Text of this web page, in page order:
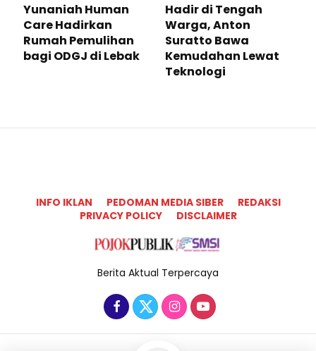
Yunaniah Human
Care Hadirkan
Rumah Pemulihan
bagi ODGJ di Lebak
Hadir di Tengah
Warga, Anton
Suratto Bawa
Kemudahan Lewat
Teknologi ​
INFO IKLAN PEDOMAN MEDIA SIBER
REDAKSI
PRIVACY POLICY
DISCLAIMER
Berita Aktual Terpercaya